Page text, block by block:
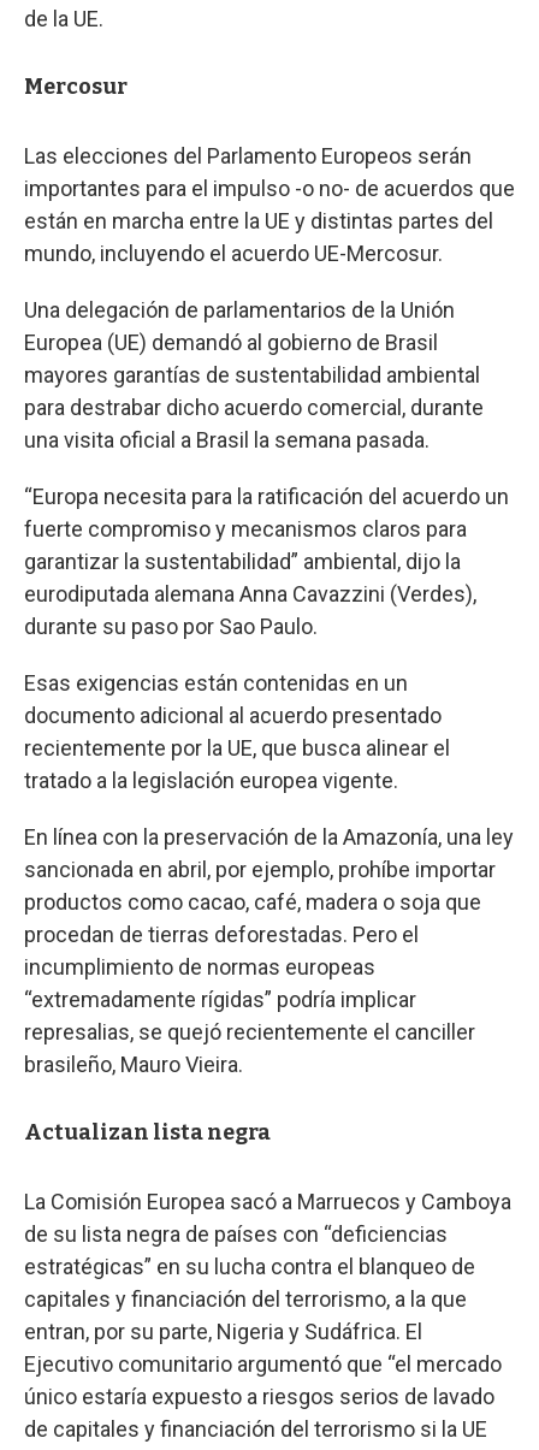
de la UE.
Mercosur
Las elecciones del Parlamento Europeos serán
importantes para el impulso -o no- de acuerdos que
están en marcha entre la UE y distintas partes del
mundo, incluyendo el acuerdo UE-Mercosur.
Una delegación de parlamentarios de la Unión
Europea (UE) demandó al gobierno de Brasil
mayores garantías de sustentabilidad ambiental
para destrabar dicho acuerdo comercial, durante
una visita oficial a Brasil la semana pasada.
“Europa necesita para la ratificación del acuerdo un
fuerte compromiso y mecanismos claros para
garantizar la sustentabilidad” ambiental, dijo la
eurodiputada alemana Anna Cavazzini (Verdes),
durante su paso por Sao Paulo.
Esas exigencias están contenidas en un
documento adicional al acuerdo presentado
recientemente por la UE, que busca alinear el
tratado a la legislación europea vigente.
En línea con la preservación de la Amazonía, una ley
sancionada en abril, por ejemplo, prohíbe importar
productos como cacao, café, madera o soja que
procedan de tierras deforestadas. Pero el
incumplimiento de normas europeas
“extremadamente rígidas” podría implicar
represalias, se quejó recientemente el canciller
brasileño, Mauro Vieira.
Actualizan lista negra
La Comisión Europea sacó a Marruecos y Camboya
de su lista negra de países con “deficiencias
estratégicas” en su lucha contra el blanqueo de
capitales y financiación del terrorismo, a la que
entran, por su parte, Nigeria y Sudáfrica. El
Ejecutivo comunitario argumentó que “el mercado
único estaría expuesto a riesgos serios de lavado
de capitales y financiación del terrorismo si la UE